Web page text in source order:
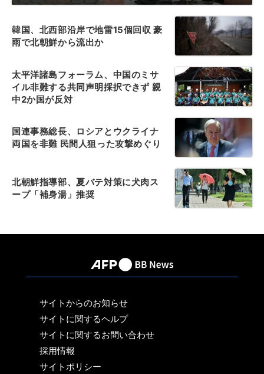
韓国、北西部沿岸で地雷15個回収 豪
雨で北朝鮮から流出か
太平洋諸島フォーラム、中国のミサ
イル非難する共同声明採択できず 親
中2か国が反対
国連事務総長、ロシアとウクライナ
両国を非難 民間人狙った攻撃めぐり
北朝鮮指導部、夏バテ対策に犬肉ス
ープ「補身湯」推奨
サイトからのお知らせ
サイトに関するヘルプ
サイトに関するお問い合わせ
採用情報
サイトポリシー